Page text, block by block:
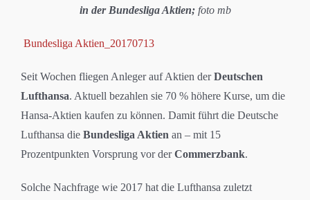
in der Bundesliga Aktien; foto mb
Bundesliga Aktien_20170713
Seit Wochen fliegen Anleger auf Aktien derDeutschen
Lufthansa. Aktuell bezahlen sie 70 % höhere Kurse, um die
Hansa-Aktien kaufen zu können. Damit führt die Deutsche
Lufthansa die Bundesliga Aktien an – mit 15
Prozentpunkten Vorsprung vor derCommerzbank.
Solche Nachfrage wie 2017 hat die Lufthansa zuletzt